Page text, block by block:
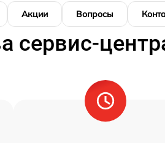
Акции Вопросы
сервис-